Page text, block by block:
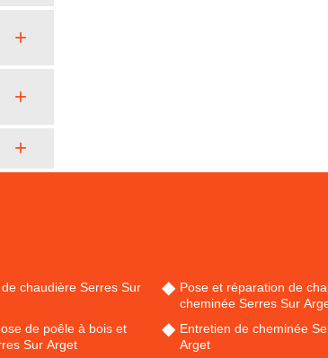
chaudière Serres Sur
de poêle à bois et
Sur Arget
Pose et réparation de
cheminée Serres Sur
Entretien de cheminée
Arget